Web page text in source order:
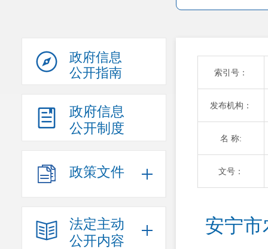
政府信息
公开指南
政府信息
公开制度
政策文件
法定主动
公开内容
索引号：
发布机构：
名 称:
文号：
安宁